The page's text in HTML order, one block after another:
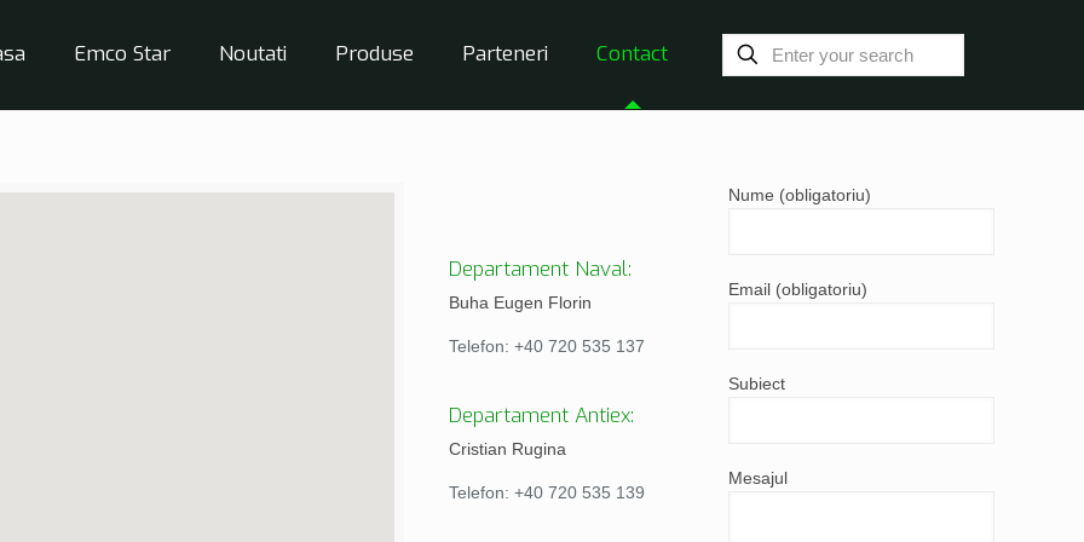
Emco Star Noutati Produse Parteneri Contact
Departament Naval:
Buha Eugen Florin
Telefon: +40 720 535 137
Departament Antiex:
Cristian Rugina
Telefon: +40 720 535 139
Nume (obligatoriu)
Email (obligatoriu)
Subiect
Mesajul